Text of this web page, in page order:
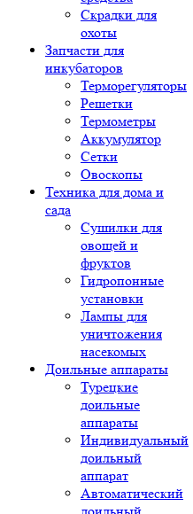
Скрадки для
охоты
Запчасти для
инкубаторов
Терморегуляторы
Решетки
Термометры
Аккумулятор
Сетки
Овоскопы
Техника для дома и
сада
Сушилки для
овощей и
фруктов
Гидропонные
установки
Лампы для
уничтожения
насекомых
Доильные аппараты
Турецкие
доильные
аппараты
Индивидуальный
доильный
аппарат
Автоматический